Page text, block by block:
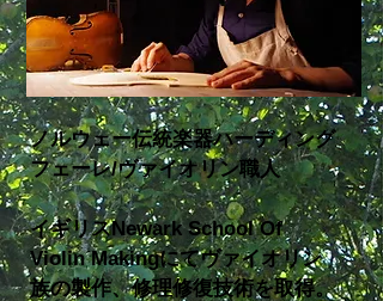
​ノルウェー伝統楽器ハーディング
フェーレ/ヴァイオリン職人
イギリスNewark School Of
Violin Makingにてヴァイオリン
族の製作、修理修復技術を取得。